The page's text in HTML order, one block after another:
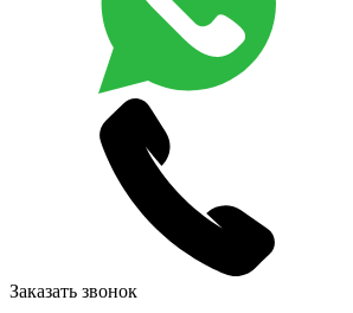
Заказать звонок